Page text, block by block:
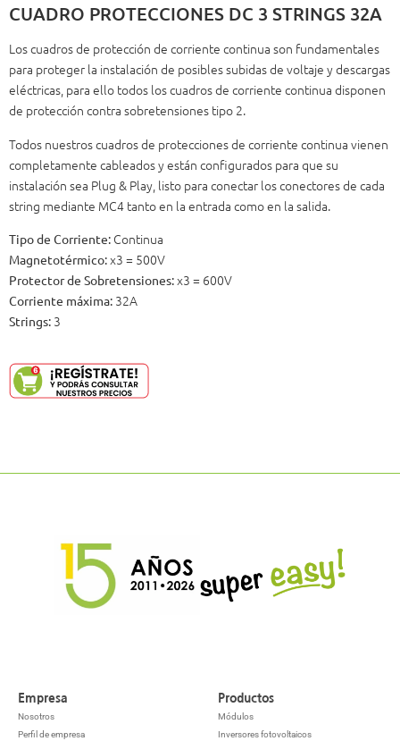
CUADRO PROTECCIONES DC 3 STRINGS 32A
Los cuadros de protección de corriente continua son fundamentales
para proteger la instalación de posibles subidas de voltaje y descargas
eléctricas, para ello todos los cuadros de corriente continua disponen
de protección contra sobretensiones tipo 2.
Todos nuestros cuadros de protecciones de corriente continua vienen
completamente cableados y están configurados para que su
instalación sea Plug & Play, listo para conectar los conectores de cada
string mediante MC4 tanto en la entrada como en la salida.
Tipo de Corriente: Continua
Magnetotérmico:x3 = 500V
Protector de Sobretensiones:x3 = 600V
Corriente máxima: 32A
Strings: 3
Empresa
Nosotros
Perfil de empresa
Productos
Módulos
Inversores fotovoltaicos